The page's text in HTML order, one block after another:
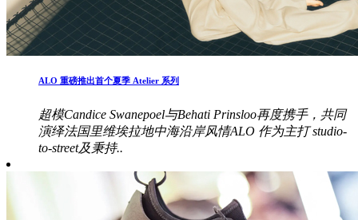
ALO 重磅推出首个夏季 Atelier 系列
超模Candice Swanepoel与Behati Prinsloo再度携手，共同
演绎法国里维埃拉地中海沿岸风情ALO 作为主打 studio-
to-street及秉持..